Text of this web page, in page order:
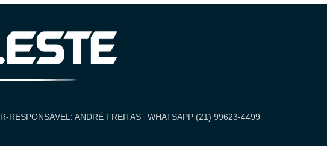
RESPONSÁVEL: ANDRÉ FREITAS WHATSAPP (21) 99623-4499